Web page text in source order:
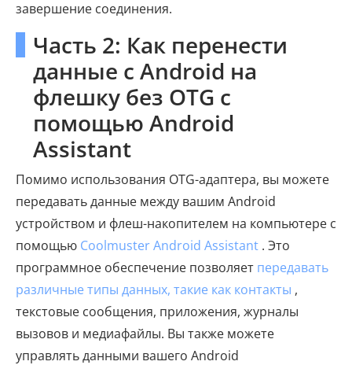
завершение соединения.
Часть 2: Как перенести
данные с Android на
флешку без OTG с
помощью Android
Assistant
Помимо использования OTG-адаптера, вы можете
передавать данные между вашим Android
устройством и флеш-накопителем на компьютере с
помощью Coolmuster Android Assistant . Это
программное обеспечение позволяет передавать
различные типы данных, такие как контакты ,
текстовые сообщения, приложения, журналы
вызовов и медиафайлы. Вы также можете
управлять данными вашего Android